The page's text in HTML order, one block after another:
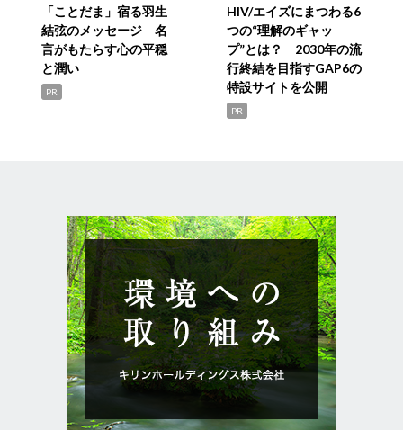
「ことだま」宿る羽生
結弦のメッセージ 名
言がもたらす心の平穏
と潤い
PR
HIV/エイズにまつわる6
つの“理解のギャッ
プ”とは？ 2030年の流
行終結を目指すGAP6の
特設サイトを公開
PR